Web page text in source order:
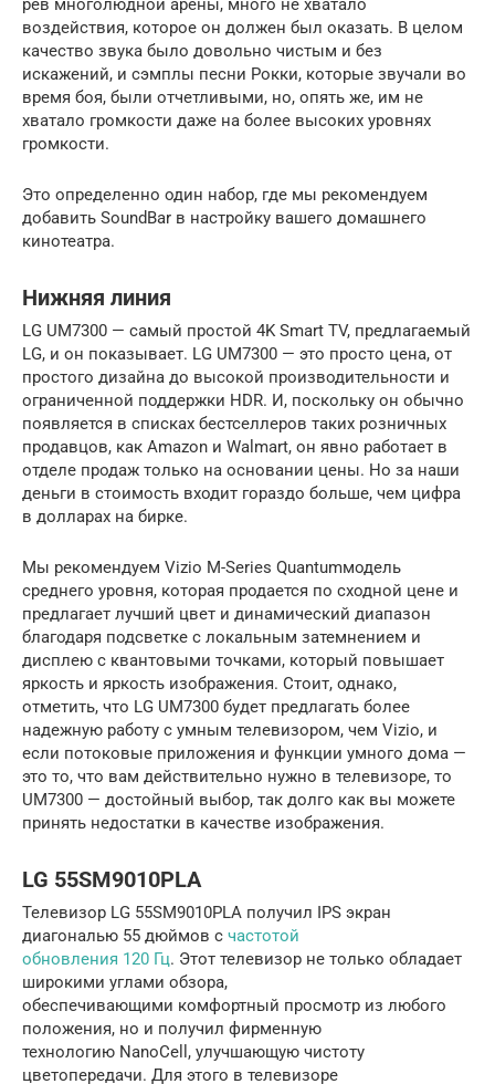
рев многолюдной арены, много не хватало
воздействия, которое он должен был оказать. В целом
качество звука было довольно чистым и без
искажений, и сэмплы песни Рокки, которые звучали во
время боя, были отчетливыми, но, опять же, им не
хватало громкости даже на более высоких уровнях
громкости.
Это определенно один набор, где мы рекомендуем
добавить SoundBar в настройку вашего домашнего
кинотеатра.
Нижняя линия
LG UM7300 — самый простой 4K Smart TV, предлагаемый
LG, и он показывает. LG UM7300 — это просто цена, от
простого дизайна до высокой производительности и
ограниченной поддержки HDR. И, поскольку он обычно
появляется в списках бестселлеров таких розничных
продавцов, как Amazon и Walmart, он явно работает в
отделе продаж только на основании цены. Но за наши
деньги в стоимость входит гораздо больше, чем цифра
в долларах на бирке.
Мы рекомендуем Vizio M-Series Quantumмодель
среднего уровня, которая продается по сходной цене и
предлагает лучший цвет и динамический диапазон
благодаря подсветке с локальным затемнением и
дисплею с квантовыми точками, который повышает
яркость и яркость изображения. Стоит, однако,
отметить, что LG UM7300 будет предлагать более
надежную работу с умным телевизором, чем Vizio, и
если потоковые приложения и функции умного дома —
это то, что вам действительно нужно в телевизоре, то
UM7300 — достойный выбор, так долго как вы можете
принять недостатки в качестве изображения.
LG 55SM9010PLA
Телевизор LG 55SM9010PLA получил IPS экран
диагональю 55 дюймов с частотой
обновления 120 Гц. Этот телевизор не только обладает
широкими углами обзора,
обеспечивающими комфортный просмотр из любого
положения, но и получил фирменную
технологию NanoCell, улучшающую чистоту
цветопередачи. Для этого в телевизоре